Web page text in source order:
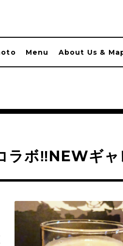
Menu About Us &
ラボ‼️NEWギ